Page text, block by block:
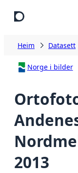
Heim Datasett
Norge i bilder
2013